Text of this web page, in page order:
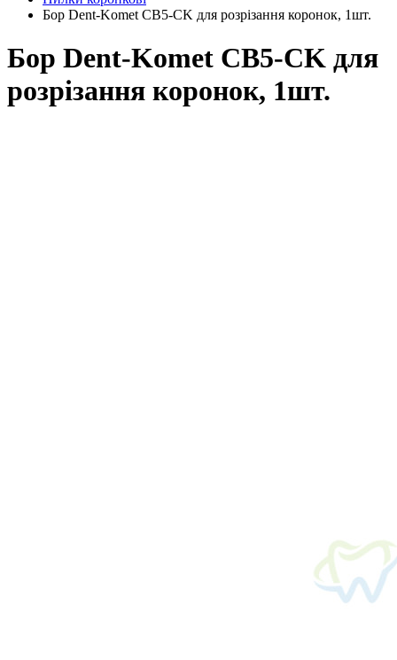
Бор Dent-Komet CB5-CK для розрізання коронок, 1шт.
Бор Dent-Komet CB5-CK для
розрізання коронок, 1шт.